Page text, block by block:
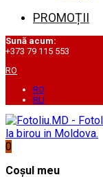
PROMOȚII
Sună acum:
+373 79 115 553
RO
RO
RU
0
Coșul meu